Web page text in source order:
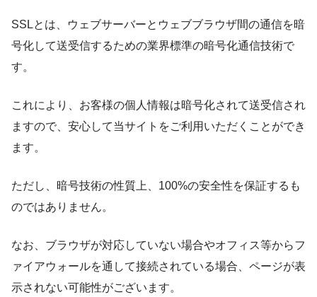
SSLとは、ウェブサーバーとウェブブラウザ間の通信を暗
号化して送受信するための業界標準の暗号化通信技術で
す。
これにより、お客様の個人情報は暗号化されて送受信され
ますので、安心して当サイトをご利用いただくことができ
ます。
ただし、暗号技術の性質上、100%の安全性を保証するも
のではありません。
なお、ブラウザが対応していない場合やオフィス等からフ
ァイアウォールを通して接続されている場合、ページが表
示されない可能性がございます。